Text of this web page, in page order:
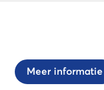
Meer informatie